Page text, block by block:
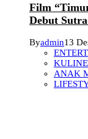
Film
Debut
Byadmin13
ANAK